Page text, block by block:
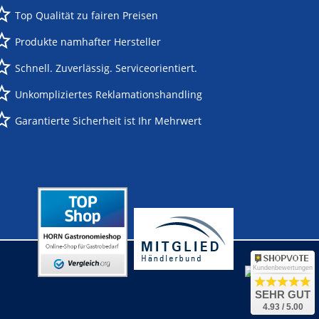
Top Qualität zu fairen Preisen
Produkte namhafter Hersteller
Schnell. Zuverlässig. Serviceorientiert.
Unkompliziertes Reklamationshandling
Garantierte Sicherheit ist Ihr Mehrwert
Kundenbewertungen
SEHR GUT
4.93 / 5.00